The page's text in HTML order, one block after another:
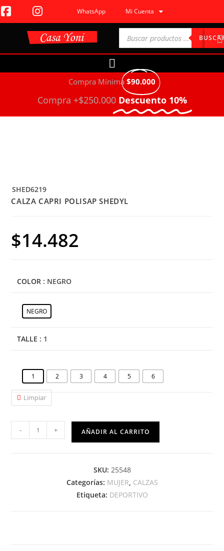
WhatsApp Mi Cuenta
Compra Mínima $90.000
Compra +$250.000 Descuento 10%
SHED6219
CALZA CAPRI POLISAP SHEDYL
$14.482
COLOR : NEGRO
NEGRO
TALLE : 1
1 2 3 4 5 6
Limpiar
- + AÑADIR AL CARRITO
SKU: 25548
Categorías: MUJER, CALZAS
Etiqueta: DEPORTIVO